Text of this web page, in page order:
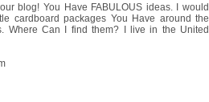
blog! You Have FABULOUS ideas. I would
cardboard packages You Have around the
Where Can I find them? I live in the United